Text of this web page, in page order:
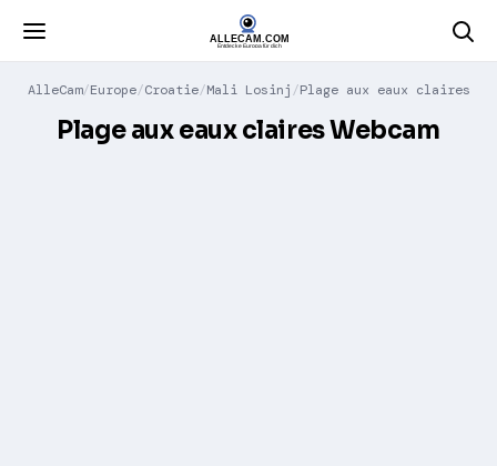
AlleCam Europe Croatie Mali Losinj Plage aux eaux claires
Plage aux eaux claires Webcam